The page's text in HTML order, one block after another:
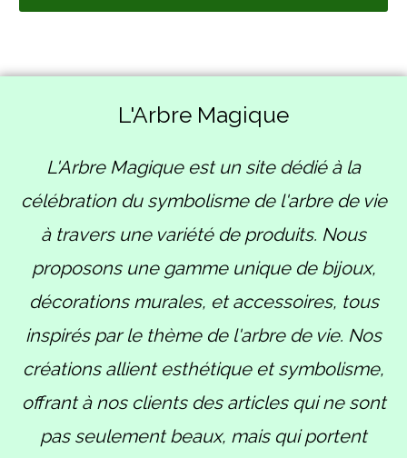
L'Arbre Magique
L'Arbre Magique est un site dédié à la
célébration du symbolisme de l'arbre de vie
à travers une variété de produits. Nous
proposons une gamme unique de bijoux,
décorations murales, et accessoires, tous
inspirés par le thème de l'arbre de vie. Nos
créations allient esthétique et symbolisme,
offrant à nos clients des articles qui ne sont
pas seulement beaux, mais qui portent